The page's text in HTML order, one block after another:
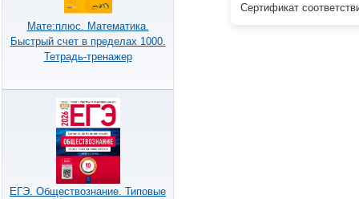
Мате:плюс. Математика.
Быстрый счет в пределах 1000.
Тетрадь-тренажер
ЕГЭ. Обществознание. Типовые
Сертификат